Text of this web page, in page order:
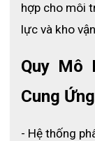
hợp cho môi
lực và kho
Quy Mô
Cung Ứng
- Hệ thống